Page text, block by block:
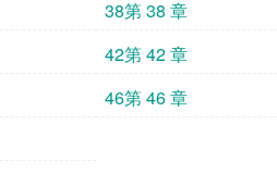
38第 38 章
42第 42 章
46第 46 章